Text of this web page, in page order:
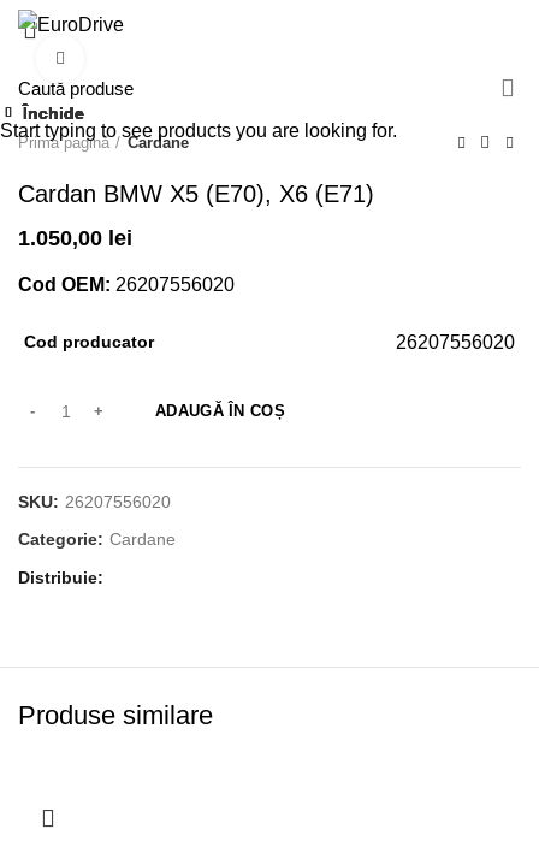
Prima pagină Cardane
Cardan BMW X5 (E70), X6 (E71)
1.050,00 lei
Cod OEM: 26207556020
Cod producator 26207556020
ADAUGĂ ÎN COȘ
SKU: 26207556020
Categorie: Cardane
Distribuie
Produse similare
Închide
Închide
Închide
Închide
Închide
Închide
Închide
Închide
Start typing to see products you are looking for.